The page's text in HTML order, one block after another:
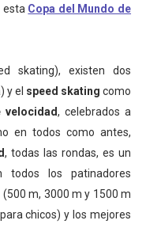
esta Copa del Mundo de
skating), existen dos
y el speed skatingcomo
velocidad, celebrados a
en todos como antes,
, todas las rondas, es un
los patinadores
m, 3000 m y 1500 m
chicos) y los mejores